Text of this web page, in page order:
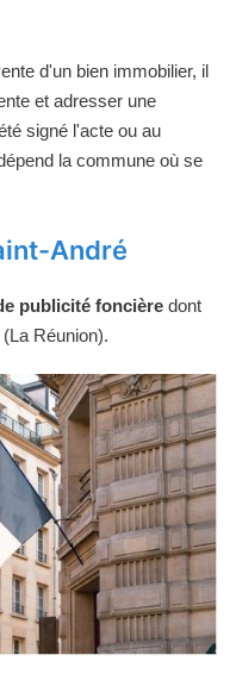
d'un bien immobilier, il
et adresser une
signé l'acte ou au
la commune où se
André
publicité foncière dont
Réunion).